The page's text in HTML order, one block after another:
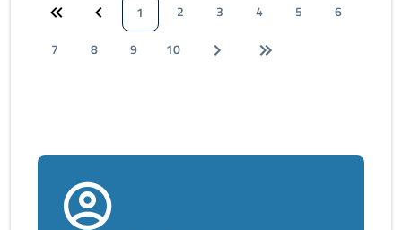
1 2 3 4 5
6
7
8 9 10